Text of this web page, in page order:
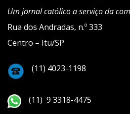
Um jornal católico a serviço da
Rua dos Andradas, n.º 333
Centro – Itu/SP
(11) 4023-1198
(11) 9 3318-4475